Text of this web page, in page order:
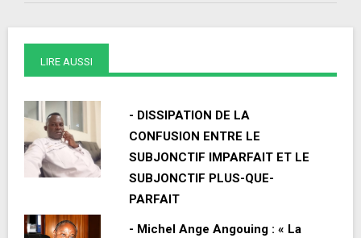
LIRE AUSSI
- DISSIPATION DE LA
CONFUSION ENTRE LE
SUBJONCTIF IMPARFAIT ET LE
SUBJONCTIF PLUS-QUE-
PARFAIT
- Michel Ange Angouing : « La